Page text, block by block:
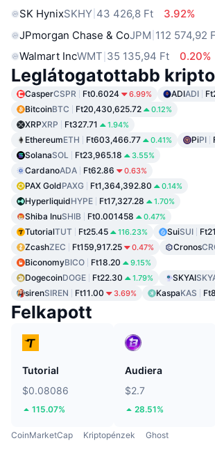
SK HynixSKHY 43 426,8 Ft
3.92%
JPmorgan Chase & CoJPM 112 574,92
Walmart IncWMT 35 135,94 Ft 0.20%
Leglátogatottabb
CasperCSPR Ft0.6024 6.99% ADIADI
BitcoinBTC Ft20,430,625.72 0.12%
XRPXRP Ft327.71 1.94%
EthereumETH Ft603,466.77 0.41% PiPI
SolanaSOL Ft23,965.18 3.55%
CardanoADA Ft62.86 0.63%
PAX GoldPAXG Ft1,364,392.80 0.14%
HyperliquidHYPE Ft17,327.28 1.70%
Shiba InuSHIB Ft0.001458 0.47%
TutorialTUT Ft25.45 116.23% SuiSUI
ZcashZEC Ft159,917.25 0.47% Cronos
BiconomyBICO Ft18.20 9.15%
DogecoinDOGE Ft22.30 1.79% SKYAI
sirenSIREN Ft11.00 3.69% KaspaKAS
Felkapott
Tutorial
$0.08086
115.07%
Audiera
$2.7
28.51%
CoinMarketCap Kriptopénzek Ghost